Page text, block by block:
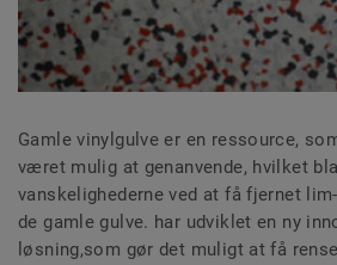
Gamle vinylgulve er en ressource,
været mulig at genanvende, hvilket
vanskelighederne ved at få fjernet
de gamle gulve. har udviklet en ny
løsning,som gør det muligt at få